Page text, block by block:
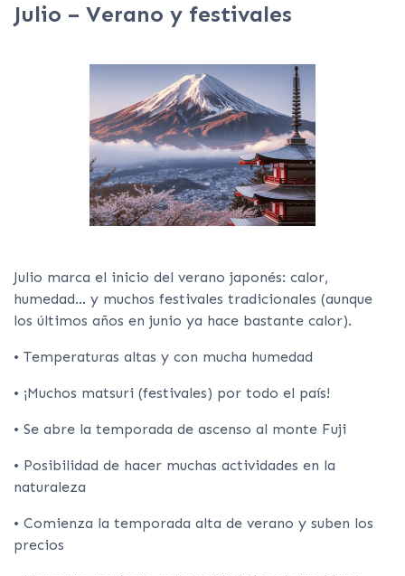
Julio – Verano y festivales
Julio marca el inicio del verano japonés: calor,
humedad… y muchos festivales tradicionales (aunque
los últimos años en junio ya hace bastante calor).
• Temperaturas altas y con mucha humedad
• ¡Muchos matsuri (festivales) por todo el país!
• Se abre la temporada de ascenso al monte Fuji
• Posibilidad de hacer muchas actividades en la
naturaleza
• Comienza la temporada alta de verano y suben los
precios